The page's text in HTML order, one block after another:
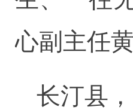
心副主任
长汀县